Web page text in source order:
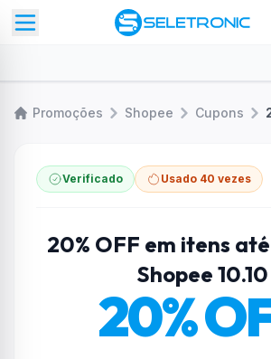
Promoções Shopee Cupons
Verificado Usado 40 vezes
20% OFF em itens
Shopee 10.10
20%